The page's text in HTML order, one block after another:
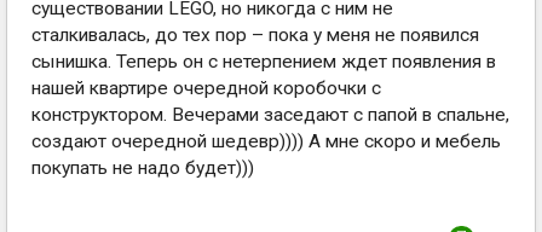
существовании LEGO, но никогда с ним не
сталкивалась, до тех пор – пока у меня не появился
сынишка. Теперь он с нетерпением ждет появления в
нашей квартире очередной коробочки с
конструктором. Вечерами заседают с папой в спальне,
создают очередной шедевр)))) А мне скоро и мебель
покупать не надо будет)))